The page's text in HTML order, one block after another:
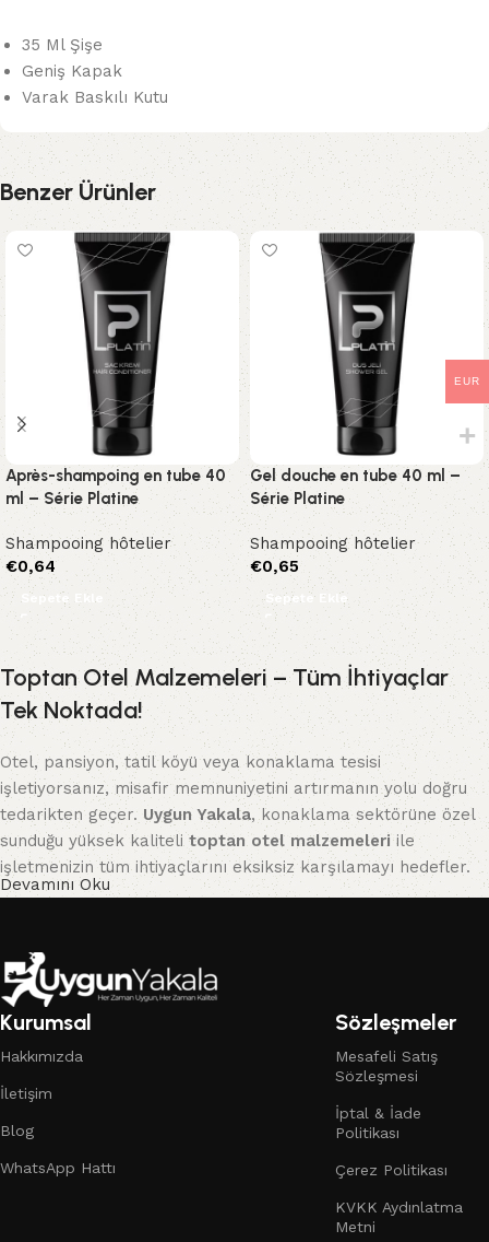
35 Ml Şişe
Geniş Kapak
Varak Baskılı Kutu
Benzer Ürünler
Après-shampoing en tube 40
ml – Série Platine
Shampooing hôtelier
€0,64
Sepete Ekle
Gel douche en tube 40 ml –
Série Platine
Shampooing hôtelier
€0,65
Sepete Ekle
Toptan Otel Malzemeleri – Tüm İhtiyaçlar
Tek Noktada!
Otel, pansiyon, tatil köyü veya konaklama tesisi
işletiyorsanız, misafir memnuniyetini artırmanın yolu doğru
tedarikten geçer. Uygun Yakala, konaklama sektörüne özel
sunduğu yüksek kalitelitoptan otel malzemeleriile
işletmenizin tüm ihtiyaçlarını eksiksiz karşılamayı hedefler.
içi aksesuarlarına , kettle, ütü, valiz standı, minibar,
seccade, çöp kovası gibi temel gereçlere
avantajlı toptan fiyatlarla sunuyoruz. Üstelik yalnızca
Türkiye'de değil; Avrupa, Orta Doğu, Balkanlar ve Afrika
başta olmak üzere birçok ülkeye hızlı ve güvenli şekilde
ürün gönderiyoruz.
Devamını Oku
Kurumsal
Hakkımızda
İletişim
Blog
WhatsApp Hattı
Sözleşmeler
Mesafeli Satış
Sözleşmesi
İptal & İade
Politikası
Çerez Politikası
KVKK Aydınlatma
Metni
EUR